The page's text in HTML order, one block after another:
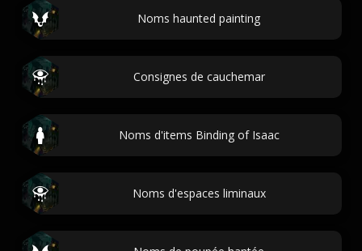
Noms haunted painting
Consignes de cauchemar
Noms d'items Binding of Isaac
Noms d'espaces liminaux